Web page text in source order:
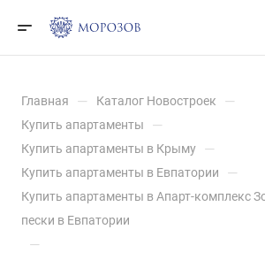
Главная — Каталог Новостроек —
Купить апартаменты —
Купить апартаменты в Крыму —
Купить апартаменты в Евпатории —
Купить апартаменты в Апарт-комплекс
пески в Евпатории
—